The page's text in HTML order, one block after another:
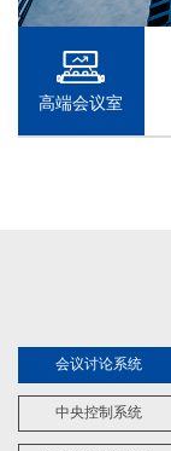
高端会议室
会议讨论系统
中央控制系统